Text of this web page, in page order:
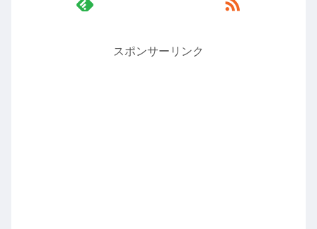
スポンサーリンク